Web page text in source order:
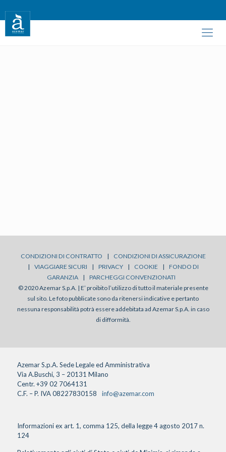
CONDIZIONI DI CONTRATTO |
CONDIZIONI DI ASSICURAZIONE
|
VIAGGIARE SICURI | PRIVACY | COOKIE |
FONDO DI
GARANZIA
|
PARCHEGGI CONVENZIONATI
© 2020 Azemar S.p.A. | E’ proibito l’utilizzo di tutto il materiale presente
sul sito. Le foto pubblicate sono da ritenersi indicative e pertanto
nessuna responsabilità potrà essere addebitata ad Azemar S.p.A. in caso
di difformità.
Azemar S.p.A. Sede Legale ed Amministrativa
Via A.Buschi, 3 – 20131 Milano
Centr. +39 02 7064131
C.F. – P. IVA 08227830158
info@azemar.com
Informazioni ex art. 1, comma 125, della legge 4 agosto 2017 n.
124